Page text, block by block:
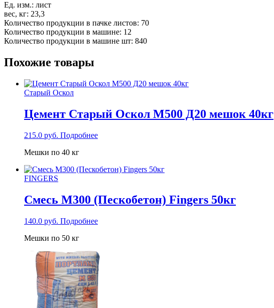
Ед. изм.: лист
вес, кг: 23,3
Количество продукции в пачке листов: 70
Количество продукции в машине: 12
Количество продукции в машине шт: 840
Похожие товары
Старый Оскол
Цемент Старый Оскол М500 Д20 мешок 40кг
215.0 руб. Подробнее
Мешки по 40 кг
FINGERS
Смесь М300 (Пескобетон) Fingers 50кг
140.0 руб. Подробнее
Мешки по 50 кг